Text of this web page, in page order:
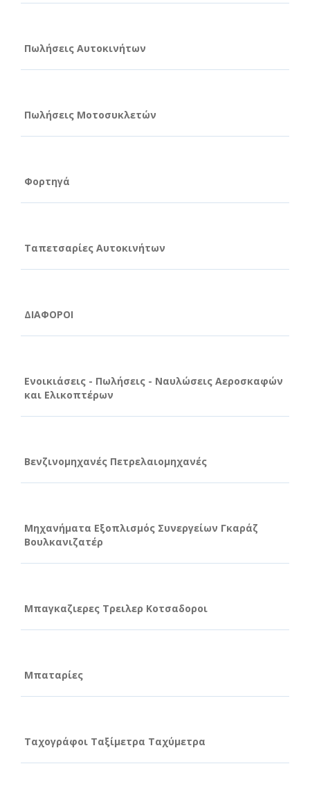
Πωλήσεις Αυτοκινήτων
Πωλήσεις Μοτοσυκλετών
Φορτηγά
Ταπετσαρίες Αυτοκινήτων
ΔΙΑΦΟΡΟΙ
Ενοικιάσεις - Πωλήσεις - Ναυλώσεις Αεροσκαφών
και Ελικοπτέρων
Βενζινομηχανές Πετρελαιομηχανές
Μηχανήματα Εξοπλισμός Συνεργείων Γκαράζ
Βουλκανιζατέρ
Μπαγκαζιερες Τρειλερ Κοτσαδοροι
Μπαταρίες
Ταχογράφοι Ταξίμετρα Ταχύμετρα